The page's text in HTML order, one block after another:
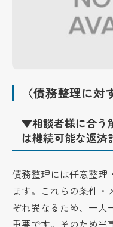
〈債務整理に対
▼相談者様に合う
は継続可能な返済
債務整理には任意整理
ます。これらの条件
ぞれ異なるため、一人